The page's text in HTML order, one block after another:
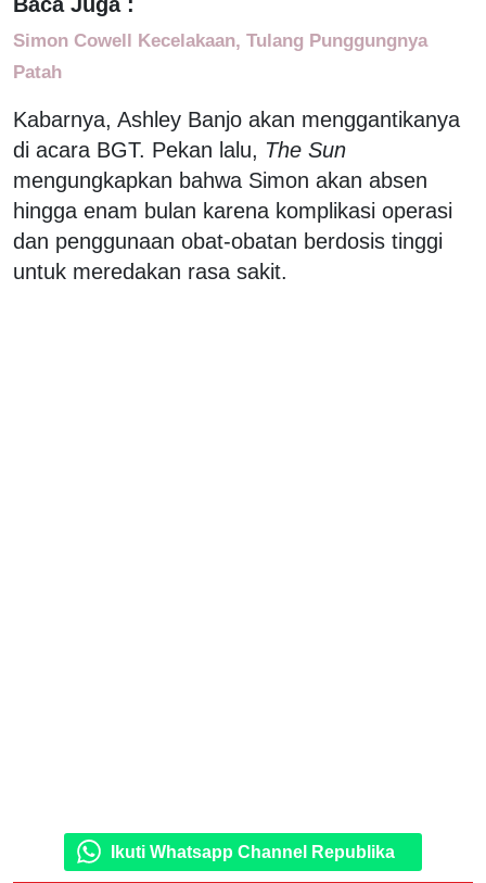
Simon Cowell Kecelakaan, Tulang Punggungnya
Patah
Kabarnya, Ashley Banjo akan menggantikanya
di acara BGT. Pekan lalu, The Sun
mengungkapkan bahwa Simon akan absen
hingga enam bulan karena komplikasi operasi
dan penggunaan obat-obatan berdosis tinggi
untuk meredakan rasa sakit.
Ikuti Whatsapp Channel Republika